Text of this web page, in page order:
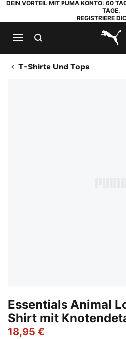
DEIN VORTEIL MIT PUMA KONTO: 60
TAGE.
REGISTRIERE
T-Shirts Und Tops
Essentials Animal
Shirt mit
18,95 €